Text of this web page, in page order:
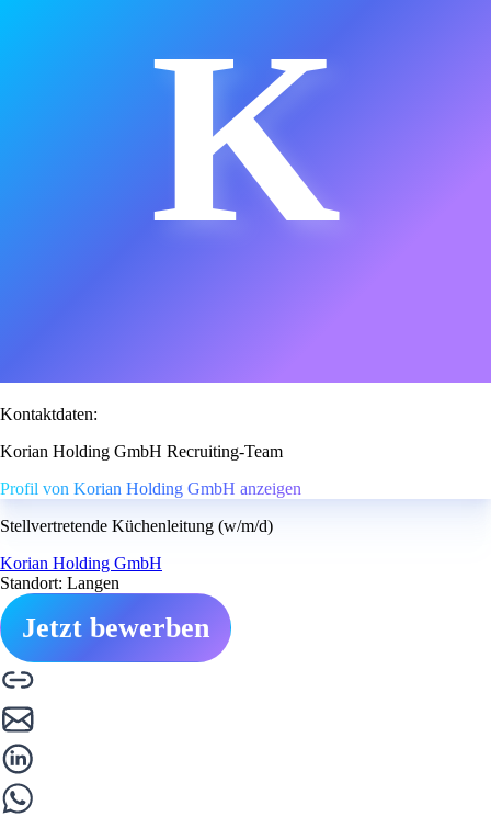
K
Kontaktdaten:
Korian Holding GmbH Recruiting-Team
Profil von Korian Holding GmbH anzeigen
Stellvertretende Küchenleitung (w/m/d)
Korian Holding GmbH
Standort: Langen
Jetzt bewerben